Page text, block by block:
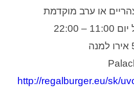
או ערב מוקדמת
– 22:00
http://regalburger.eu/sk/